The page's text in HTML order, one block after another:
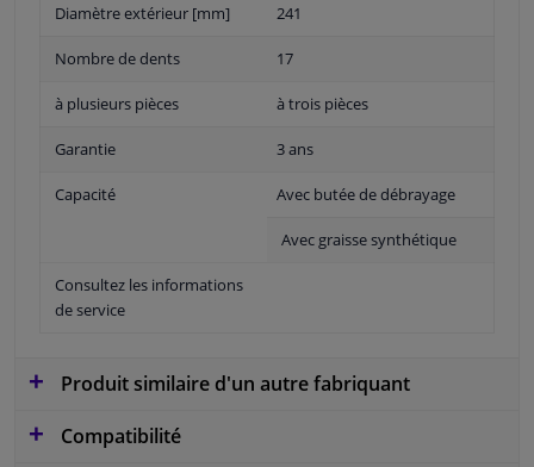
Diamètre extérieur [mm] 241
Nombre de dents 17
à plusieurs pièces à trois pièces
Garantie 3 ans
Capacité Avec butée de débrayage
Avec graisse synthétique
Consultez les informations
de service
Produit similaire d'un autre fabriquant
Compatibilité